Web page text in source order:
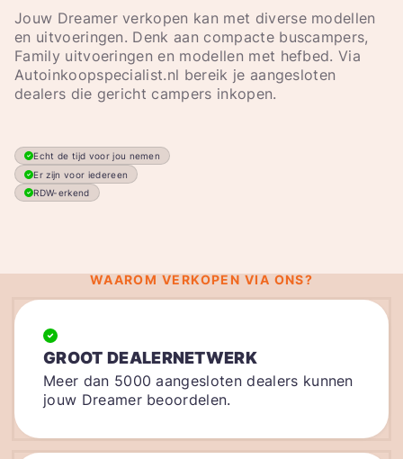
Jouw Dreamer verkopen kan met diverse modellen
en uitvoeringen. Denk aan compacte buscampers,
Family uitvoeringen en modellen met hefbed. Via
Autoinkoopspecialist.nl bereik je aangesloten
dealers die gericht campers inkopen.
Echt de tijd voor jou nemen
Er zijn voor iedereen
RDW-erkend
WAAROM VERKOPEN VIA ONS?
GROOT DEALERNETWERK
Meer dan 5000 aangesloten dealers kunnen
jouw Dreamer beoordelen.